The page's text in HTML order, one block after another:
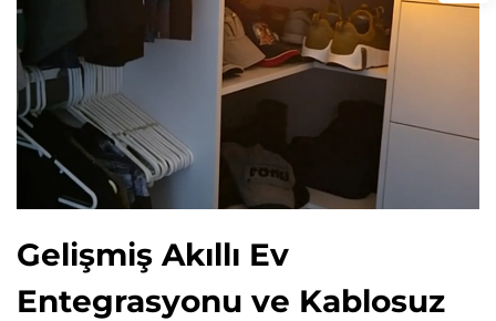
Gelişmiş Akıllı Ev
Entegrasyonu ve Kablosuz